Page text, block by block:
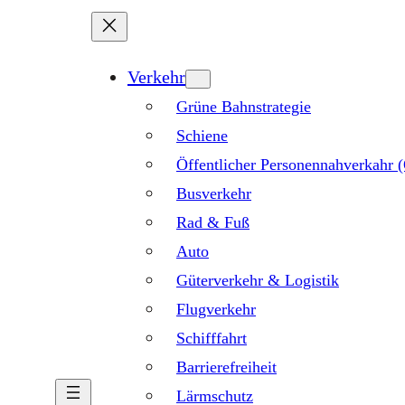
Verkehr
Grüne Bahnstrategie
Schiene
Öffentlicher Personennahverkahr
Busverkehr
Rad & Fuß
Auto
Güterverkehr & Logistik
Flugverkehr
Schifffahrt
Barrierefreiheit
Lärmschutz